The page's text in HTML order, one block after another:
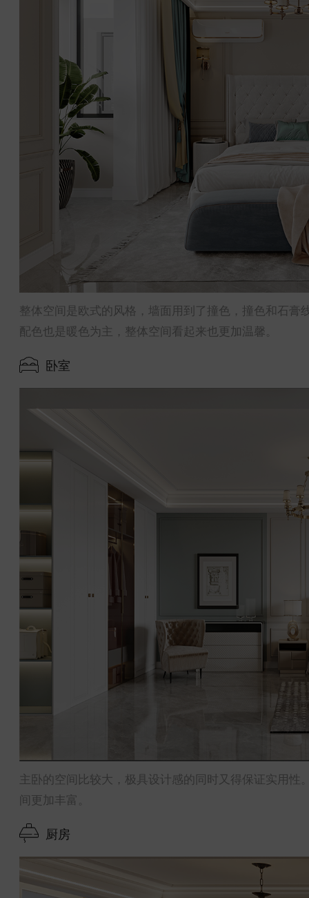
整体空间是欧式的风格，墙面用到了撞色，撞色和石
配色也是暖色为主，整体空间看起来也更加温馨。
卧室
主卧的空间比较大，极具设计感的同时又得保证实用
间更加丰富。
厨房